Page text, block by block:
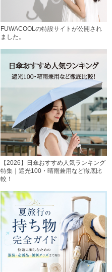
FUWACOOLの特設サイトが公開され
ました。
【2026】日傘おすすめ人気ランキング
特集｜遮光100・晴雨兼用など徹底比
較！